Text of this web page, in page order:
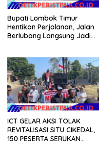
Bupati Lombok Timur
Hentikan Perjalanan, Jalan
Berlubang Langsung Jadi
ICT GELAR AKSI TOLAK
REVITALISASI SITU CIKEDAL,
150 PESERTA SERUKAN